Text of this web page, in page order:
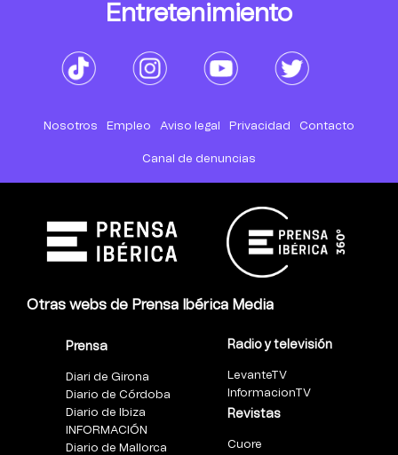
Entretenimiento
Nosotros Empleo Aviso legal Privacidad Contacto
Canal de denuncias
Otras webs de Prensa Ibérica Media
Prensa
Diari de Girona
Diario de Córdoba
Diario de Ibiza
INFORMACIÓN
Diario de Mallorca
Radio y televisión
LevanteTV
InformacionTV
Revistas
Cuore